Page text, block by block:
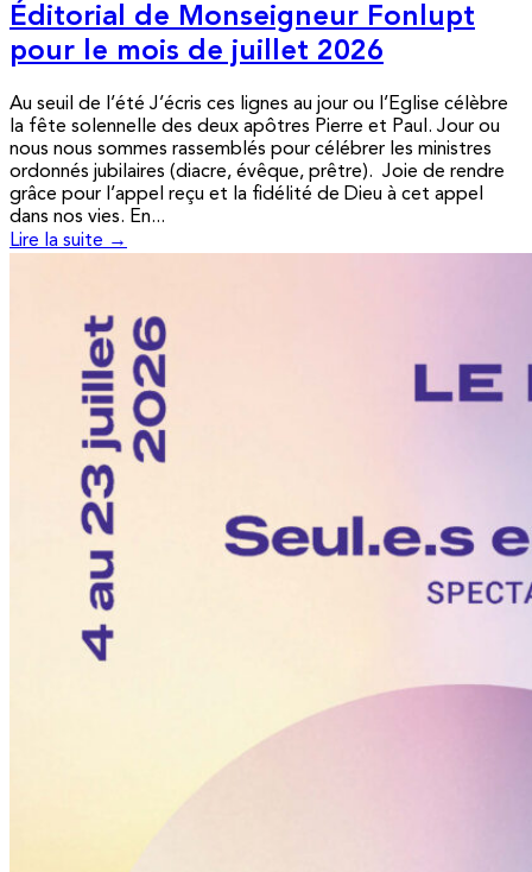
Éditorial de Monseigneur Fonlupt
pour le mois de juillet 2026
Au seuil de l’été J’écris ces lignes au jour ou l’Eglise célèbre
la fête solennelle des deux apôtres Pierre et Paul. Jour ou
nous nous sommes rassemblés pour célébrer les ministres
ordonnés jubilaires (diacre, évêque, prêtre). Joie de rendre
grâce pour l’appel reçu et la fidélité de Dieu à cet appel
dans nos vies. En...
Lire la suite →